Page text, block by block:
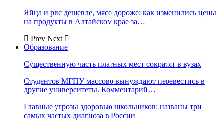
Яйца и рис дешевле, мясо дороже: как изменились цены
на продукты в Алтайском крае за…
Prev Next
Образование
Существенную часть платных мест сократят в вузах
Студентов МГПУ массово вынуждают перевестись в
другие университеты. Комментарий…
Главные угрозы здоровью школьников: названы три
самых частых диагноза в России